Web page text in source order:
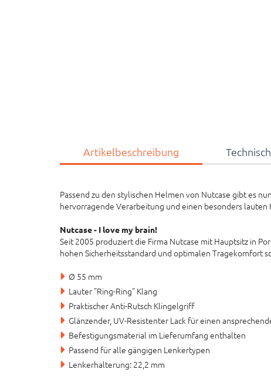
Artikelbeschreibung
Passend zu den stylischen Helmen von Nutcase gibt es
hervorragende Verarbeitung und einen besonders
Nutcase - I love my brain!
Seit 2005 produziert die Firma Nutcase mit Hauptsitz in
hohen Sicherheitsstandard und optimalen Tragekomfort
Ø 55 mm
Lauter "Ring-Ring" Klang
Praktischer Anti-Rutsch Klingelgriff
Glänzender, UV-Resistenter Lack für einen
Befestigungsmaterial im Lieferumfang enthalten
Passend für alle gängigen Lenkertypen
Lenkerhalterung: 22,2 mm